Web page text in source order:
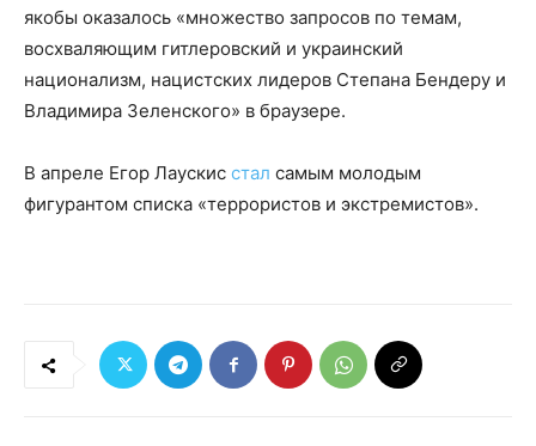
якобы оказалось «множество запросов по темам,
восхваляющим гитлеровский и украинский
национализм, нацистских лидеров Степана Бендеру и
Владимира Зеленского» в браузере.
В апреле Егор Лаускис стал самым молодым
фигурантом списка «террористов и экстремистов».